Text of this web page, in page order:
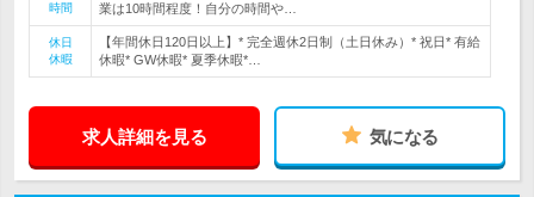
時間
業は10時間程度！自分の時間や…
休日
休暇
【年間休日120日以上】* 完全週休2日制（土日休み）* 祝日* 有給
休暇* GW休暇* 夏季休暇*…
求人詳細を見る 気になる